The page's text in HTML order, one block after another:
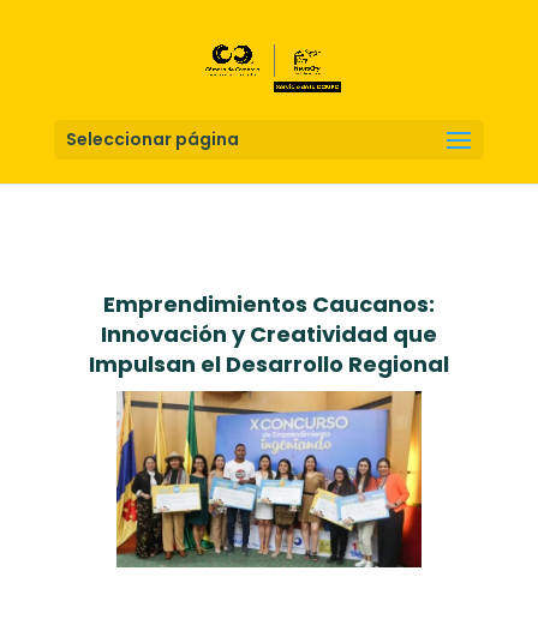
Seleccionar página
Emprendimientos Caucanos:
Innovación y Creatividad que
Impulsan el Desarrollo Regional